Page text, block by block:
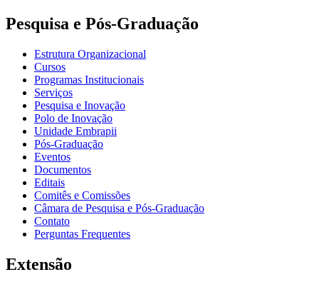
Pesquisa e Pós-Graduação
Estrutura Organizacional
Cursos
Programas Institucionais
Serviços
Pesquisa e Inovação
Polo de Inovação
Unidade Embrapii
Pós-Graduação
Eventos
Documentos
Editais
Comitês e Comissões
Câmara de Pesquisa e Pós-Graduação
Contato
Perguntas Frequentes
Extensão